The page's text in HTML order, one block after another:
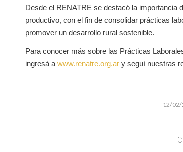
Desde el RENATRE se destacó la importancia
productivo, con el fin de consolidar prácticas
promover un desarrollo rural sostenible.
Para conocer más sobre las Prácticas
ingresá a www.renatre.org.ar y seguí nuestras
12/
/